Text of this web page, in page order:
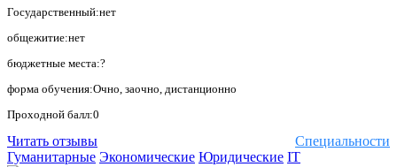
Государственный:нет
общежитие:нет
бюджетные места:?
форма обучения:Очно, заочно, дистанционно
Проходной балл:0
Специальности
Читать отзывы
Гуманитарные Экономические Юридические IT